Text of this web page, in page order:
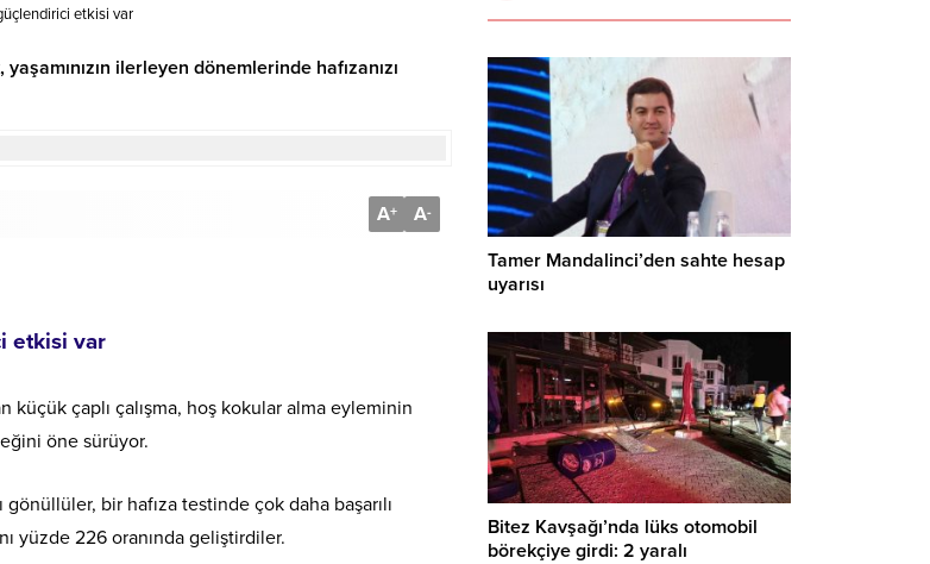
etkisi var
ilerleyen dönemlerinde hafızanızı
A+ A-
etkisi var
küçük çaplı çalışma, hoş kokular alma eyleminin
öne sürüyor.
bir hafıza testinde çok daha başarılı
yüzde 226 oranında geliştirdiler.
Tamer Mandalinci’den sahte hesap
uyarısı
Bitez Kavşağı’nda lüks otomobil
börekçiye girdi: 2 yaralı